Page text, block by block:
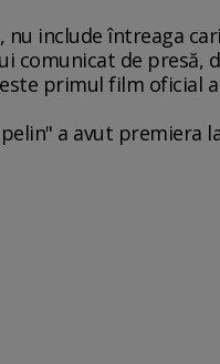
include întreaga
comunicat de presă,
primul film oficial
a avut premiera